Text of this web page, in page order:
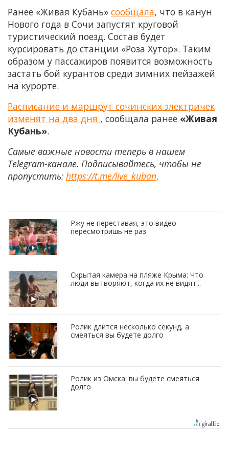
Ранее «Живая Кубань» сообщала, что в канун
Нового года в Сочи запустят круговой
туристический поезд. Состав будет
курсировать до станции «Роза Хутор». Таким
образом у пассажиров появится возможность
застать бой курантов среди зимних пейзажей
на курорте.
Расписание и маршрут сочинских электричек
изменят на два дня , сообщала ранее «Живая
Кубань».
Самые важные новости теперь в нашем
Telegram-канале. Подписывайтесь, чтобы не
пропустить: https://t.me/live_kuban.
Ржу не переставая, это видео
пересмотришь не раз
Скрытая камера на пляже Крыма: Что
люди вытворяют, когда их не видят...
Ролик длится несколько секунд, а
смеяться вы будете долго
Ролик из Омска: вы будете смеяться
долго